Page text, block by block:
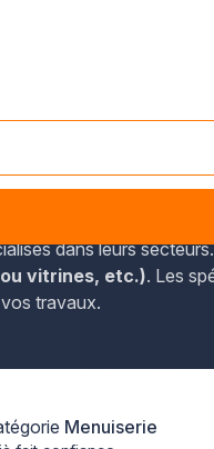
département du
qui leur
dans leurs
vitrines, etc.). Les
travaux.
Menuiserie